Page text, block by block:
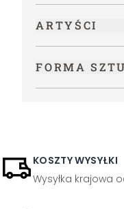
ARTYŚCI
FORMA
KOSZTY WYSYŁKI
Wysyłka krajowa